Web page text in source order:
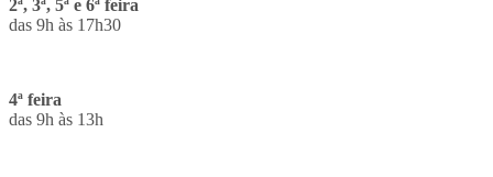
2ª, 3ª, 5ª e 6ª feira
das 9h às 17h30
4ª feira
das 9h às 13h